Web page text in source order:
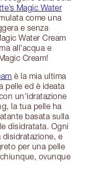
Magic Water
come una
e senza
Water Cream
all'acqua e
Cream!
è la mia ultima
pelle ed è ideata
un'idratazione
la tua pelle ha
basata sulla
disidratata. Ogni
e
per una pelle
ovunque